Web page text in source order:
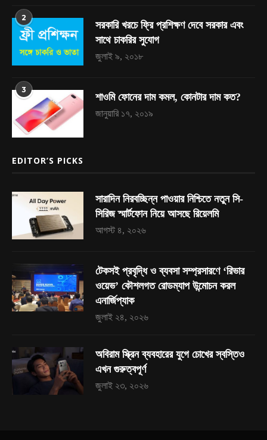
2
সরকারি খরচে ফ্রি প্রশিক্ষণ দেবে সরকার এবং
সাথে চাকরির সুযোগ
জুলাই ৯, ২০১৮
3
শাওমি ফোনের দাম কমল, কোনটার দাম কত?
জানুয়ারি ১৭, ২০১৯
EDITOR’S PICKS
সারাদিন নিরবচ্ছিন্ন পাওয়ার নিশ্চিতে নতুন সি-
সিরিজ স্মার্টফোন নিয়ে আসছে রিয়েলমি
আগস্ট ৪, ২০২৬
টেকসই প্রবৃদ্ধি ও ব্যবসা সম্প্রসারণে ‘রিভার
ওয়েভ’ কৌশলগত রোডম্যাপ উন্মোচন করল
এনার্জিপ্যাক
জুলাই ২৪, ২০২৬
অবিরাম স্ক্রিন ব্যবহারের যুগে চোখের স্বস্তিও
এখন গুরুত্বপূর্ণ
জুলাই ২৩, ২০২৬